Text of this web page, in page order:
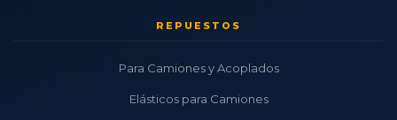
REPUESTOS
Para Camiones y Acoplados
Elásticos para Camiones